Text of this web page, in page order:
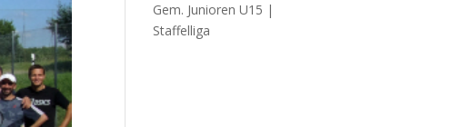
Gem. Junioren U15 |
Staffelliga